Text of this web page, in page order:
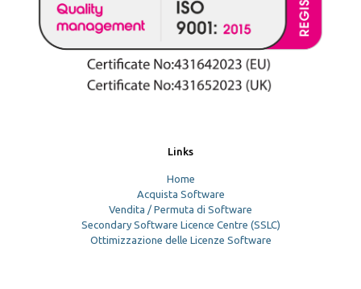
Links
Home
Acquista Software
Vendita / Permuta di Software
Secondary Software Licence Centre (SSLC)
Ottimizzazione delle Licenze Software